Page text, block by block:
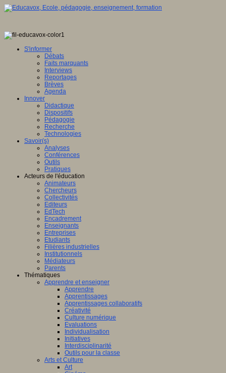
S'informer
Débats
Faits marquants
Interviews
Reportages
Brèves
Agenda
Innover
Didactique
Dispositifs
Pédagogie
Recherche
Technologies
Savoir(s)
Analyses
Conférences
Outils
Pratiques
Acteurs de l'éducation
Animateurs
Chercheurs
Collectivités
Editeurs
EdTech
Encadrement
Enseignants
Entreprises
Etudiants
Filières industrielles
Institutionnels
Médiateurs
Parents
Thématiques
Apprendre et enseigner
Apprendre
Apprentissages
Apprentissages collaboratifs
Créativité
Culture numérique
Evaluations
Individualisation
Initiatives
Interdisciplinarité
Outils pour la classe
Arts et Culture
Art